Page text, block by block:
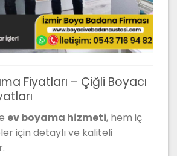
Fiyatları – Çiğli Boyacı
ev boyama hizmeti, hem iç
için detaylı ve kaliteli